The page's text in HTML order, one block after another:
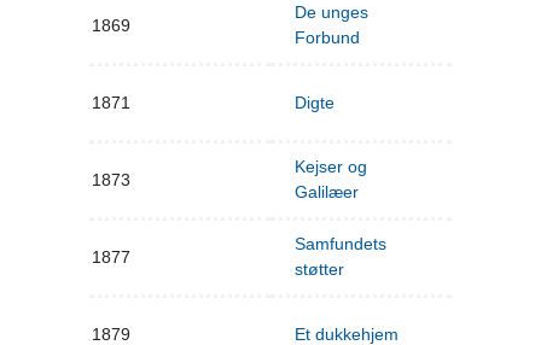
1869
De unges
Forbund
1871 Digte
1873
Kejser og
Galilæer
1877
Samfundets
støtter
1879 Et dukkehjem